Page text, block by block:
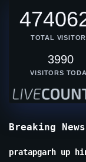
TOTAL
3990
VISITORS
Breaking
pratapgarh up